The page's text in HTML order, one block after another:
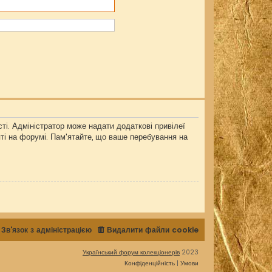
Адміністратор може надати додаткові привілеї
на форумі. Пам'ятайте, що ваше перебування на
Видалити файли cookie
Зв'язок з адміністрацією
Український форум колекціонерів 2023
Конфіденційність | Умови